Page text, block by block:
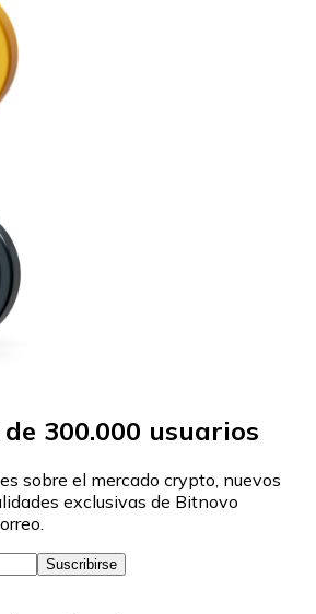
300.000 usuarios
sobre el mercado crypto, nuevos
exclusivas de Bitnovo
Suscribirse